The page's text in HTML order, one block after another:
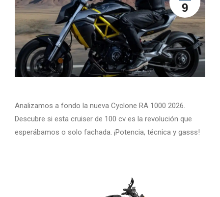
9
Analizamos a fondo la nueva Cyclone RA 1000 2026.
Descubre si esta cruiser de 100 cv es la revolución que
esperábamos o solo fachada. ¡Potencia, técnica y gasss!